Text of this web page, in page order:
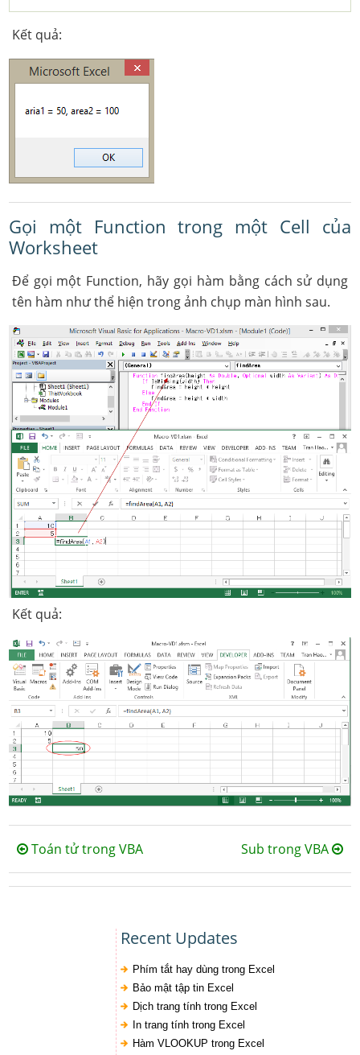
Kết quả:
Gọi một Function trong một Cell của
Worksheet
Để gọi một Function, hãy gọi hàm bằng cách sử dụng
tên hàm như thể hiện trong ảnh chụp màn hình sau.
Kết quả:
Toán tử trong VBA Sub trong VBA
Recent Updates
Phím tắt hay dùng trong Excel
Bảo mật tập tin Excel
Dịch trang tính trong Excel
In trang tính trong Excel
Hàm VLOOKUP trong Excel